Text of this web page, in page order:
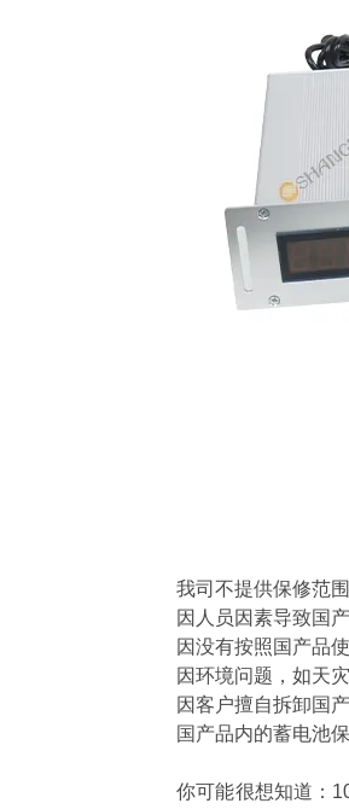
我司不提供保修范
因人员因素导致国
因没有按照国产品
因环境问题，如天
因客户擅自拆卸国
国产品内的蓄电池
你可能很想知道 ：